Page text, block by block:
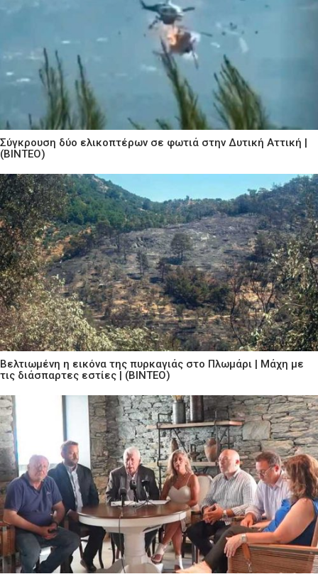
Σύγκρουση δύο ελικοπτέρων σε φωτιά στην Δυτική Αττική |
(ΒΙΝΤΕΟ)
Βελτιωμένη η εικόνα της πυρκαγιάς στο Πλωμάρι | Μάχη με
τις διάσπαρτες εστίες | (ΒΙΝΤΕΟ)